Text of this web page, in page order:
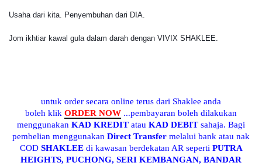
Usaha dari kita. Penyembuhan dari DIA.
Jom ikhtiar kawal gula dalam darah dengan VIVIX SHAKLEE.
untuk order secara online terus dari Shaklee anda
boleh klik ORDER NOW ...pembayaran boleh dilakukan
menggunakan KAD KREDIT atau KAD DEBIT sahaja. Bagi
pembelian menggunakan Direct Transfer melalui bank atau nak
COD SHAKLEEdi kawasan berdekatan AR seperti PUTRA
HEIGHTS, PUCHONG, SERI KEMBANGAN, BANDAR